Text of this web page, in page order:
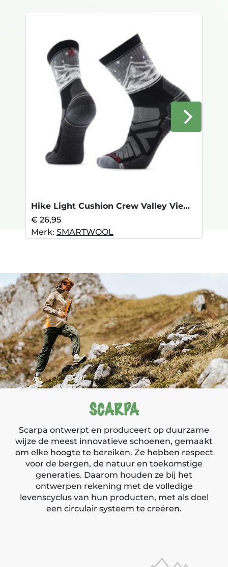
Hike Light Cushion Crew Valley View-Blac
€ 26,95
Merk: SMARTWOOL
SCARPA
Scarpa ontwerpt en produceert op duurzame
wijze de meest innovatieve schoenen, gemaakt
om elke hoogte te bereiken. Ze hebben respect
voor de bergen, de natuur en toekomstige
generaties. Daarom houden ze bij het
ontwerpen rekening met de volledige
levenscyclus van hun producten, met als doel
een circulair systeem te creëren.